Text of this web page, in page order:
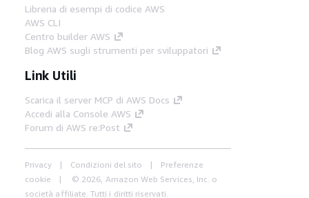
Libreria di esempi di codice AWS
AWS CLI
Centro builder AWS
Blog AWS sugli strumenti per sviluppatori
Link Utili
Scarica il server MCP di AWS Docs
Accedi alla Console AWS
Forum di AWS re:Post
Privacy Condizioni del sito
Preferenze
cookie
© 2026, Amazon Web Services, Inc. o
società affiliate. Tutti i diritti riservati.